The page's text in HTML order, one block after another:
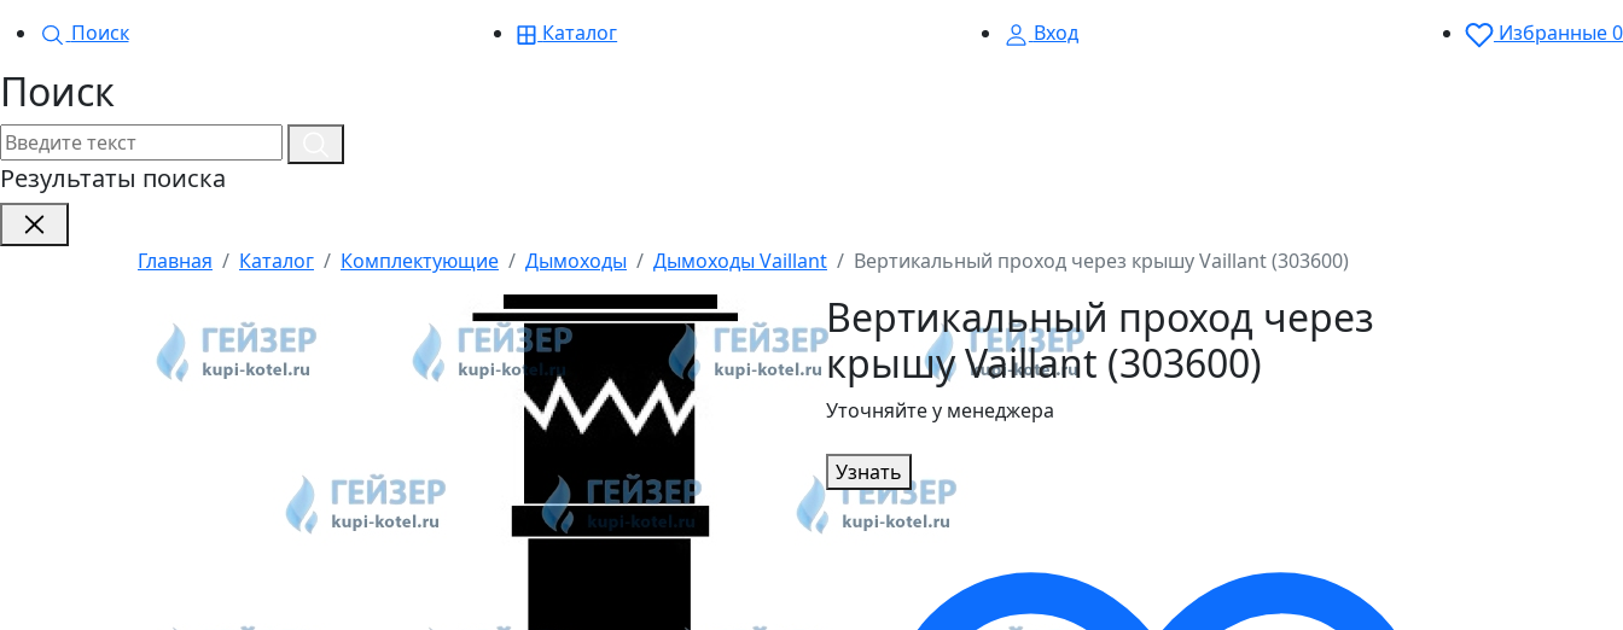
Поиск
Каталог Вход Избранные0
Поиск
Результаты поиска
Главная Каталог Комплектующие Дымоходы Дымоходы Vaillant Вертикальный проход через крышу Vaillant (303600)
Вертикальный проход через
крышу Vaillant (303600)
Уточняйте у менеджера
Узнать